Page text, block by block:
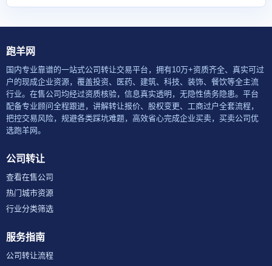
跑羊网
国内专业靠谱的一站式公司转让交易平台，拥有10万+资质齐全、真实可过
户的现成企业资源，覆盖投资、医药、建筑、科技、装饰、餐饮等全主流
行业。在售公司均经过资质核验，信息真实透明，无隐性债务隐患。平台
配备专业顾问全程跟进，讲解转让报价、股权变更、工商过户全套流程，
把控交易风险，规避各类踩坑难题，高效省心完成企业买卖，买卖公司优
选跑羊网。
公司转让
查看在售公司
热门城市资源
行业分类筛选
服务指南
公司转让流程